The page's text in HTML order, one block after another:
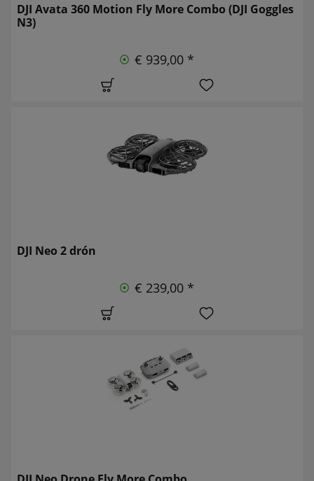
DJI Avata 360 Motion Fly More Combo (DJI Goggles
N3)
€ 939,00 *
DJI Neo 2 drón
€ 239,00 *